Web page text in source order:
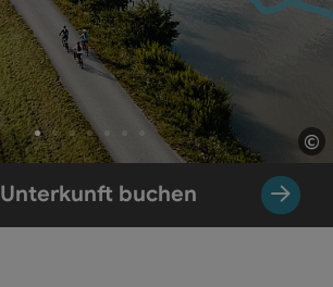
©
Unterkunft buchen